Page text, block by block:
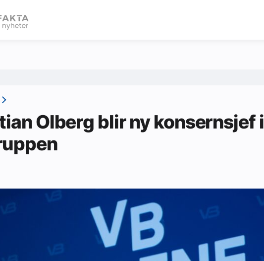
eBlad
Olberg blir ny konsernsjef i